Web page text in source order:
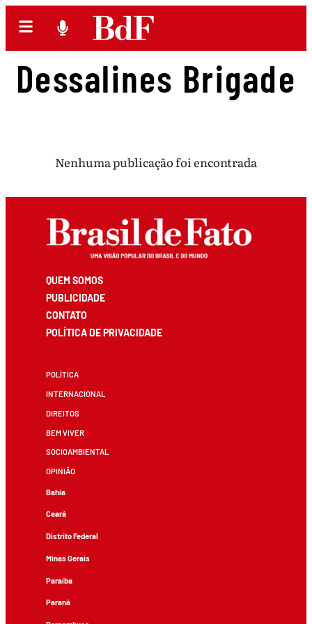
Dessalines Brigade
Nenhuma publicação foi encontrada
QUEM SOMOS
PUBLICIDADE
CONTATO
POLÍTICA DE PRIVACIDADE
POLÍTICA
INTERNACIONAL
DIREITOS
BEM VIVER
SOCIOAMBIENTAL
OPINIÃO
Bahia
Ceará
Distrito Federal
Minas Gerais
Paraíba
Paraná